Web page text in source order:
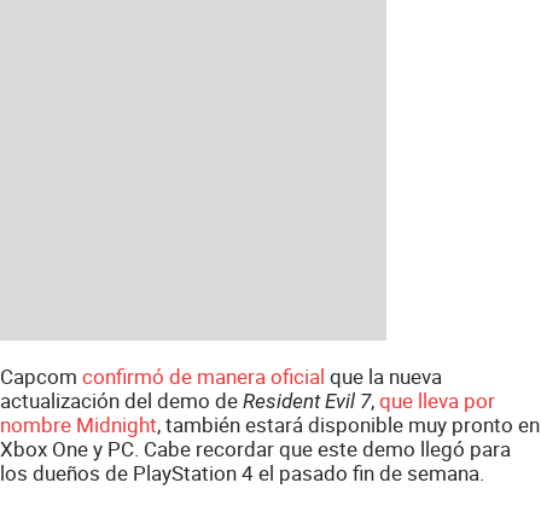
Capcom confirmó de manera oficial que la nueva
actualización del demo de Resident Evil 7,que lleva por
nombre Midnight, también estará disponible muy pronto en
Xbox One y PC. Cabe recordar que este demo llegó para
los dueños de PlayStation 4 el pasado fin de semana.